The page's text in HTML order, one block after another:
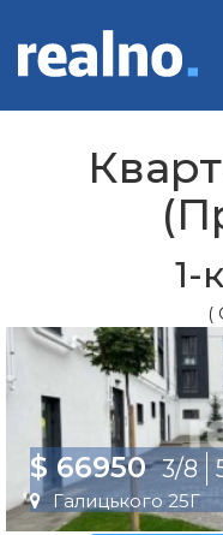
1-
(
$ 66950 3/8
Галицького 25Г